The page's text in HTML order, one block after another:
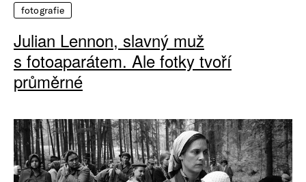
fotografie
Julian Lennon, slavný muž
s fotoaparátem. Ale fotky tvoří
průměrné